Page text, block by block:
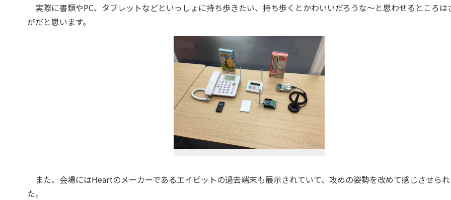
実際に書類やPC、タブレットなどといっしょに持ち歩きたい、持ち歩くとかわいいだろうな～と思わせるところは
がだと思います。
また、会場にはHeartのメーカーであるエイビットの過去端末も展示されていて、攻めの姿勢を改めて感じさせら
た。